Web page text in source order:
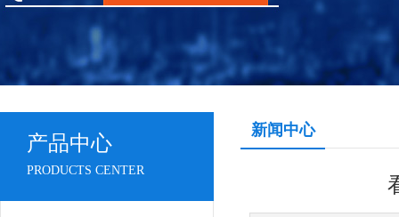
产品中心
PRODUCTS CENTER
新闻中心